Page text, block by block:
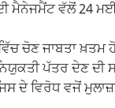
ਮੈਨੇਜਮੈਂਟ ਵੱਲੋਂ 24
ਚੋਣ ਜਾਬਤਾ
ਪੱਤਰ ਦੇਣ ਦੀ
ਦੇ ਵਿਰੋਧ ਵਜੋਂ